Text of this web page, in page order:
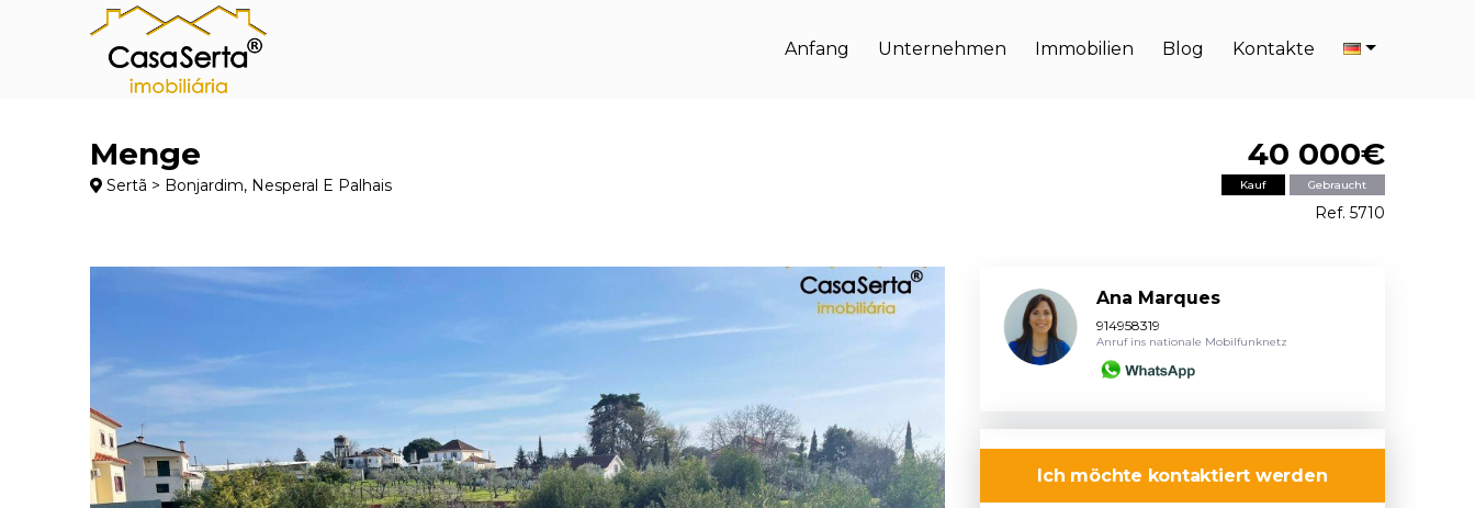
Anfang Unternehmen Immobilien Blog Kontakte
Menge
Sertã > Bonjardim, Nesperal E Palhais
40 000€
Kauf Gebraucht
Ref. 5710
Ana Marques
914958319
Anruf ins nationale Mobilfunknetz
Ich möchte kontaktiert werden